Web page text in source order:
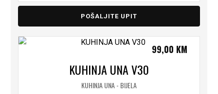
POŠALJITE UPIT
KUHINJA UNA V30
KUHINJA UNA - BIJELA
99,00 KM